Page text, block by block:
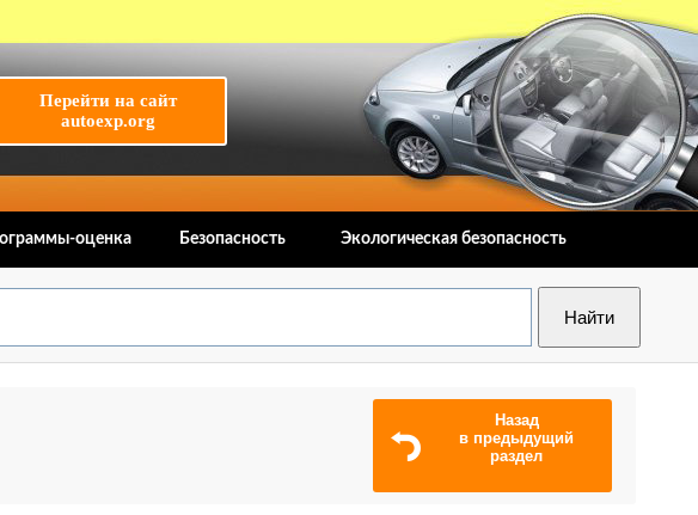
Перейти на сайт
autoexp.org
оценка Безопасность Экологическая безопасность
Назад
в предыдущий
раздел